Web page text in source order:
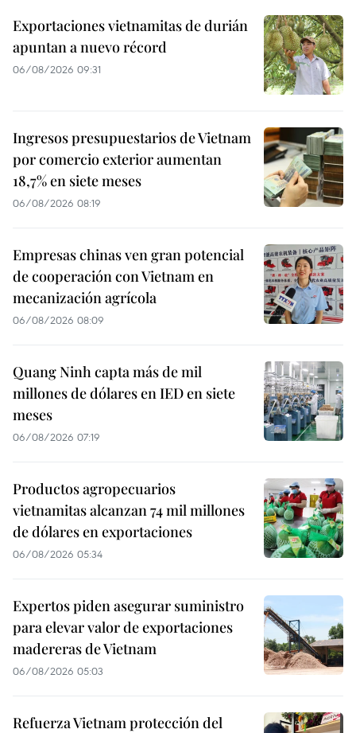
Exportaciones vietnamitas de durián
apuntan a nuevo récord
06/08/2026 09:31
Ingresos presupuestarios de Vietnam
por comercio exterior aumentan
18,7% en siete meses
06/08/2026 08:19
Empresas chinas ven gran potencial
de cooperación con Vietnam en
mecanización agrícola
06/08/2026 08:09
Quang Ninh capta más de mil
millones de dólares en IED en siete
meses
06/08/2026 07:19
Productos agropecuarios
vietnamitas alcanzan 74 mil millones
de dólares en exportaciones
06/08/2026 05:34
Expertos piden asegurar suministro
para elevar valor de exportaciones
madereras de Vietnam
06/08/2026 05:03
Refuerza Vietnam protección del